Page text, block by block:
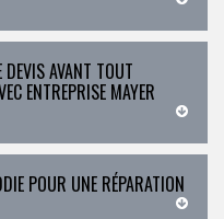
DEVIS AVANT TOUT
ENTREPRISE MAYER
POUR UNE RÉPARATION